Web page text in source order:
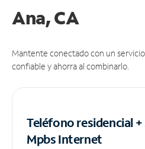
Ana, CA
Mantente conectado con un
confiable y ahorra al combinarlo.
Teléfono residencial
MpbsInternet